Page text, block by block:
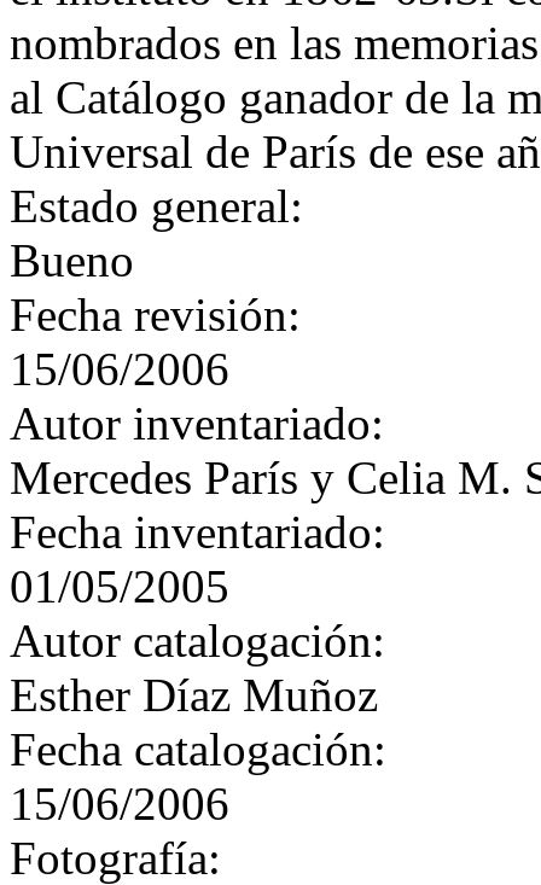
nombrados en las
al Catálogo ganador de la
Universal de París de ese
Estado general:
Bueno
Fecha revisión:
15/06/2006
Autor inventariado:
Mercedes París y Celia M.
Fecha inventariado:
01/05/2005
Autor catalogación:
Esther Díaz Muñoz
Fecha catalogación:
15/06/2006
Fotografía: